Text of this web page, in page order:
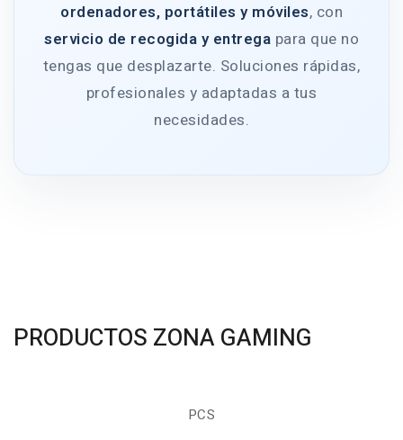
ordenadores, portátiles y móviles, con
servicio de recogida y entrega para que no
tengas que desplazarte. Soluciones rápidas,
profesionales y adaptadas a tus
necesidades.
PRODUCTOS ZONA GAMING
PCS